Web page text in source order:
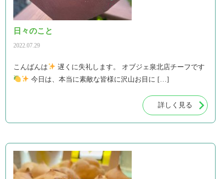
日々のこと
2022.07.29
こんばんは
遅くに失礼します。 オブジェ泉北店チーフです
今日は、本当に素敵な皆様に沢山お目に […]
詳しく見る